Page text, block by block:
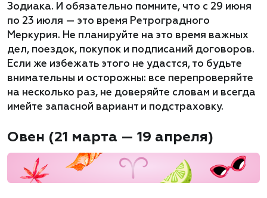
Зодиака. И обязательно помните, что с 29 июня
по 23 июля — это время Ретроградного
Меркурия. Не планируйте на это время важных
дел, поездок, покупок и подписаний договоров.
Если же избежать этого не удастся, то будьте
внимательны и осторожны: все перепроверяйте
на несколько раз, не доверяйте словам и всегда
имейте запасной вариант и подстраховку.
Овен (21 марта — 19 апреля)